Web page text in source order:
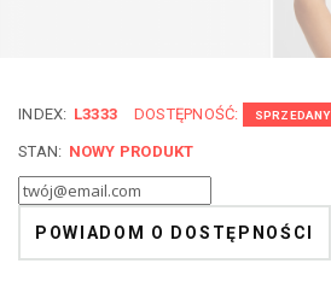
INDEX: L3333 DOSTĘPNOŚĆ: SPRZEDANY
STAN: NOWY PRODUKT
POWIADOM O DOSTĘPNOŚCI